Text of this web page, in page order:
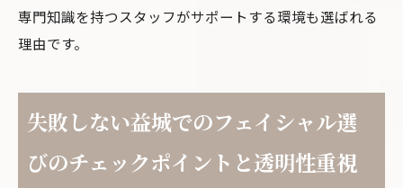
専門知識を持つスタッフがサポートする環境も選ばれる
理由です。
失敗しない益城でのフェイシャル選
びのチェックポイントと透明性重視